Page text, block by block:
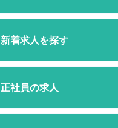
新着求人を探す
正社員の求人